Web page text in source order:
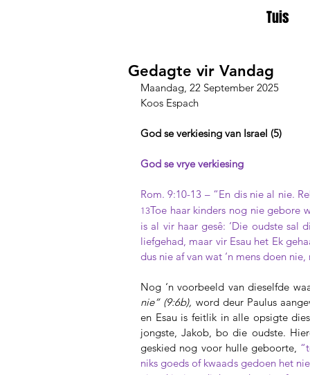
Tuis
Gedagte vir Vandag
Maandag, 22 September 2025
Koos Espach
God se verkiesing van Israel (5)
God se vrye verkiesing
Rom. 9:10-13 – “En dis nie al nie.
13Toe haar kinders nog nie gebore
is al vir haar gesê: ‘Die oudste sal
liefgehad, maar vir Esau het Ek
dus nie af van wat ‘n mens doen
Nog ‘n voorbeeld van dieselfde
nie” (9:6b), word deur Paulus
en Esau is feitlik in alle opsigte
jongste, Jakob, bo die oudste.
geskied nog voor hulle geboorte,
niks goeds of kwaads gedoen het